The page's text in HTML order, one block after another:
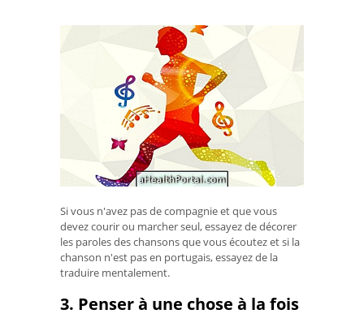
Si vous n'avez pas de compagnie et que vous
devez courir ou marcher seul, essayez de décorer
les paroles des chansons que vous écoutez et si la
chanson n'est pas en portugais, essayez de la
traduire mentalement.
3. Penser à une chose à la fois